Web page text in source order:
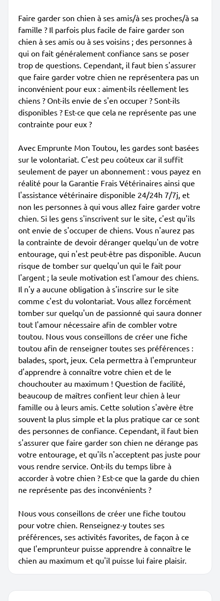
Faire garder son chien à ses amis/à ses proches/à sa
famille ? Il parfois plus facile de faire garder son
chien à ses amis ou à ses voisins ; des personnes à
qui on fait généralement confiance sans se poser
trop de questions. Cependant, il faut bien s'assurer
que faire garder votre chien ne représentera pas un
inconvénient pour eux : aiment-ils réellement les
chiens ? Ont-ils envie de s'en occuper ? Sont-ils
disponibles ? Est-ce que cela ne représente pas une
contrainte pour eux ?
Avec Emprunte Mon Toutou, les gardes sont basées
sur le volontariat. C'est peu coûteux car il suffit
seulement de payer un abonnement : vous payez en
réalité pour la Garantie Frais Vétérinaires ainsi que
l'assistance vétérinaire disponible 24/24h 7/7j, et
non les personnes à qui vous allez faire garder votre
chien. Si les gens s'inscrivent sur le site, c'est qu'ils
ont envie de s'occuper de chiens. Vous n'aurez pas
la contrainte de devoir déranger quelqu'un de votre
entourage, qui n'est peut-être pas disponible. Aucun
risque de tomber sur quelqu'un qui le fait pour
l'argent ; la seule motivation est l'amour des chiens.
Il n'y a aucune obligation à s'inscrire sur le site
comme c'est du volontariat. Vous allez forcément
tomber sur quelqu'un de passionné qui saura donner
tout l'amour nécessaire afin de combler votre
toutou. Nous vous conseillons de créer une fiche
toutou afin de renseigner toutes ses préférences :
balades, sport, jeux. Cela permettra à l'emprunteur
d'apprendre à connaître votre chien et de le
chouchouter au maximum ! Question de facilité,
beaucoup de maîtres confient leur chien à leur
famille ou à leurs amis. Cette solution s'avère être
souvent la plus simple et la plus pratique car ce sont
des personnes de confiance. Cependant, il faut bien
s'assurer que faire garder son chien ne dérange pas
votre entourage, et qu'ils n'acceptent pas juste pour
vous rendre service. Ont-ils du temps libre à
accorder à votre chien ? Est-ce que la garde du chien
ne représente pas des inconvénients ?
Nous vous conseillons de créer une fiche toutou
pour votre chien. Renseignez-y toutes ses
préférences, ses activités favorites, de façon à ce
que l'emprunteur puisse apprendre à connaître le
chien au maximum et qu'il puisse lui faire plaisir.